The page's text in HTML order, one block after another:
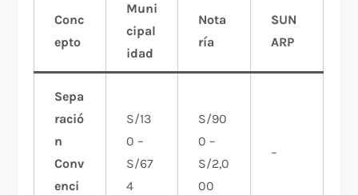
Conc
epto
Muni
cipal
idad
Nota
ría
SUN
ARP
Sepa
ració
n
Conv
enci
S/13
0 –
S/67
4
S/90
0 –
S/2,0
00
–